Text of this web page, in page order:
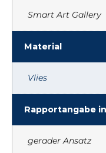
Smart Art Gallery
Material
Vlies
Rapportangabe
gerader Ansatz